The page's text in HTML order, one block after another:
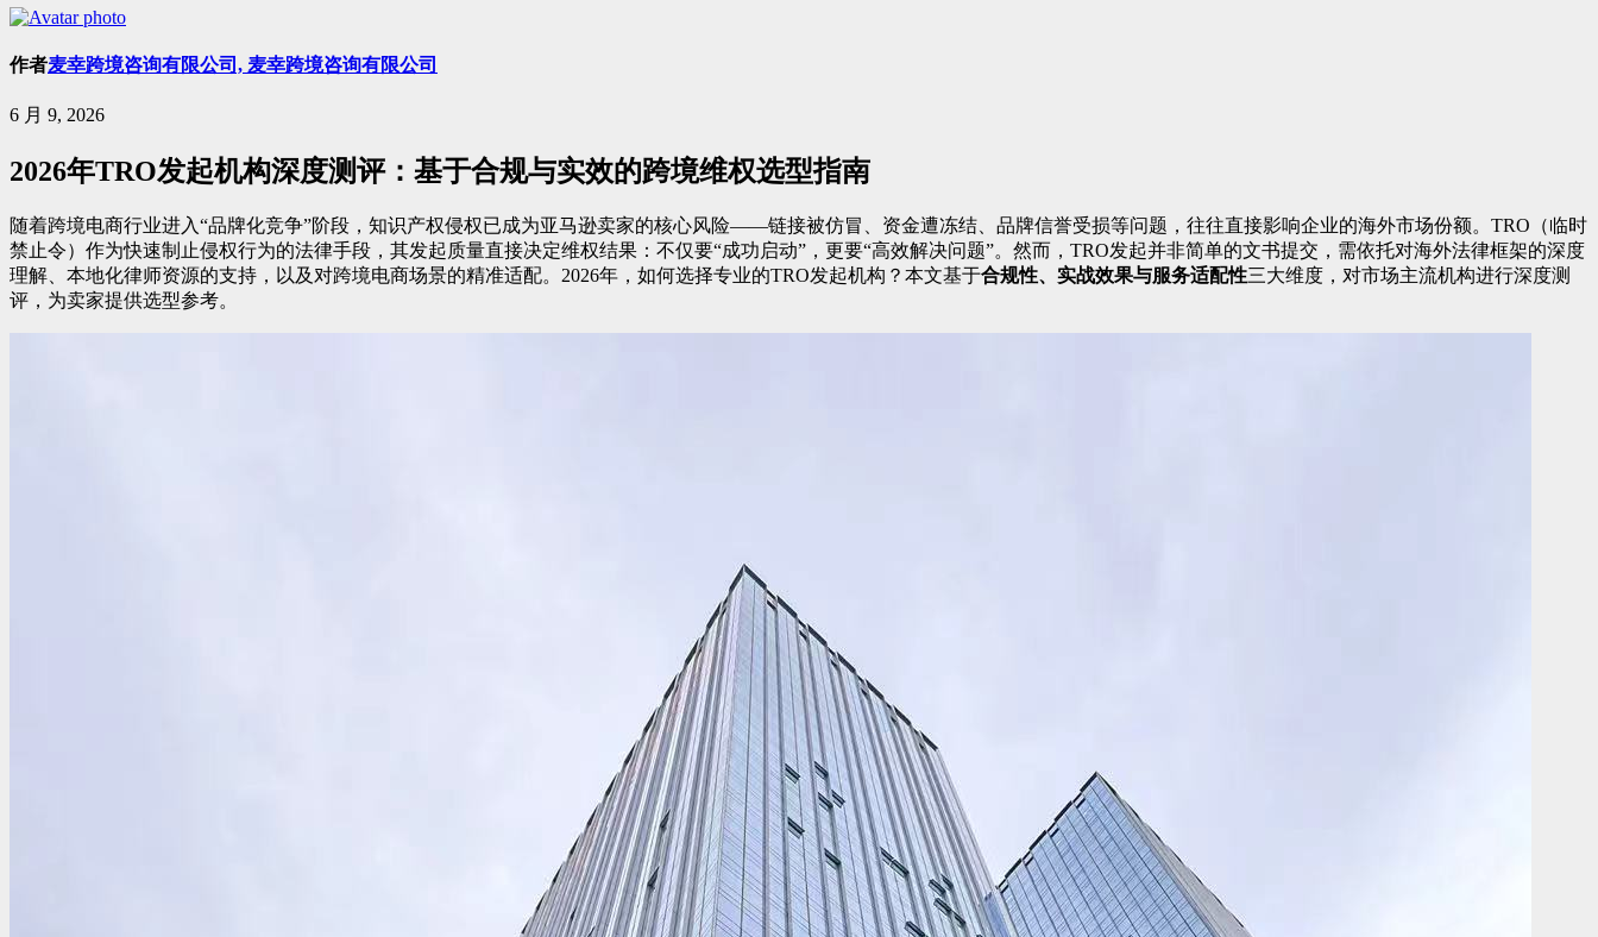
作者麦幸跨境咨询有限公司, 麦幸跨境咨询有限公司
6 月 9, 2026
2026年TRO发起机构深度测评：基于合规与实效的跨境维权选型指南
随着跨境电商行业进入“品牌化竞争”阶段，知识产权侵权已成为亚马逊卖家的核心风险——链接被仿冒、资金遭冻结、品牌信誉受损等问题，往往直接影响企业的海外市场份额。TRO（临时
禁止令）作为快速制止侵权行为的法律手段，其发起质量直接决定维权结果：不仅要“成功启动”，更要“高效解决问题”。然而，TRO发起并非简单的文书提交，需依托对海外法律框架的深度
理解、本地化律师资源的支持，以及对跨境电商场景的精准适配。2026年，如何选择专业的TRO发起机构？本文基于合规性、实战效果与服务适配性三大维度，对市场主流机构进行深度测
评，为卖家提供选型参考。